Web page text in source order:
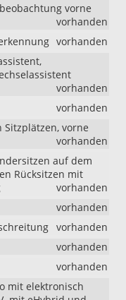
vorne
vorhanden
vorhanden
vorhanden
vorhanden
vorne
vorhanden
auf dem
Rücksitzen mit
vorhanden
vorhanden
vorhanden
vorhanden
vorhanden
mit elektronisch